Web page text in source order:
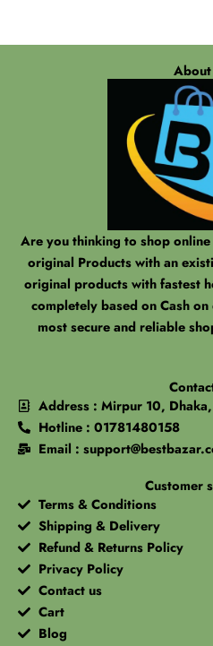
About
Are you thinking to shop
original Products with an
original products with fastest
completely based on Cash
most secure and reliable
Address : Mirpur 10,
Hotline : 01781480158
Email :
Customer
Terms & Conditions
Shipping & Delivery
Refund & Returns Policy
Privacy Policy
Contact us
Cart
Blog